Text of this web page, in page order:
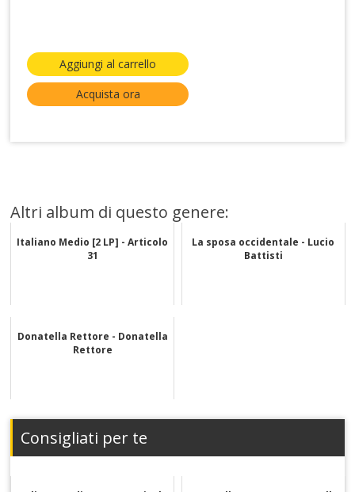
Aggiungi al carrello
Acquista ora
Altri album di questo genere:
Italiano Medio [2 LP] - Articolo
31
La sposa occidentale - Lucio
Battisti
Donatella Rettore - Donatella
Rettore
Consigliati per te